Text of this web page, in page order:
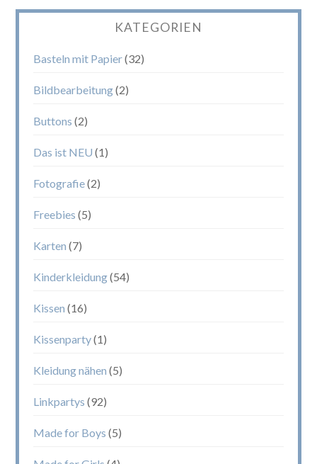
KATEGORIEN
Basteln mit Papier(32)
Bildbearbeitung(2)
Buttons (2)
Das ist NEU (1)
Fotografie(2)
Freebies (5)
Karten (7)
Kinderkleidung(54)
Kissen (16)
Kissenparty(1)
Kleidung nähen (5)
Linkpartys (92)
Made for Boys (5)